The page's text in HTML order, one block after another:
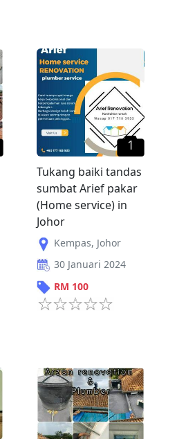
1
Tukang baiki tandas
sumbat Arief pakar
(Home service) in
Johor
Kempas, Johor
30 Januari 2024
RM 100